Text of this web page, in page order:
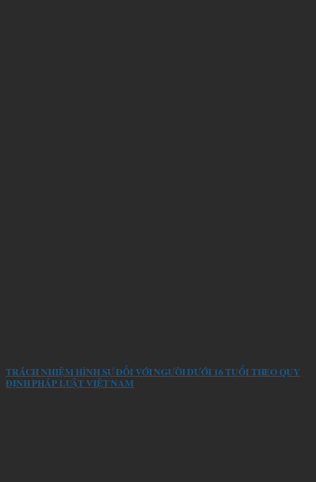
TRÁCH NHIỆM HÌNH SỰ ĐỐI VỚI NGƯỜI DƯỚI 16 TUỔI THEO QUY
ĐỊNH PHÁP LUẬT VIỆT NAM